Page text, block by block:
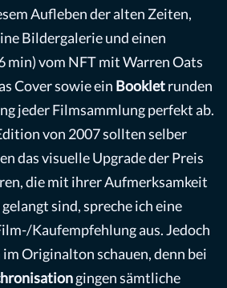
Aufleben der alten Zeiten,
Bildergalerie und einen
vom NFT mit Warren Oats
Cover sowie ein Bookletrunden
jeder Filmsammlung perfekt ab.
von 2007 sollten selber
das visuelle Upgrade der Preis
die mit ihrer Aufmerksamkeit
sind, spreche ich eine
Kaufempfehlung aus. Jedoch
Originalton schauen, denn bei
gingen sämtliche